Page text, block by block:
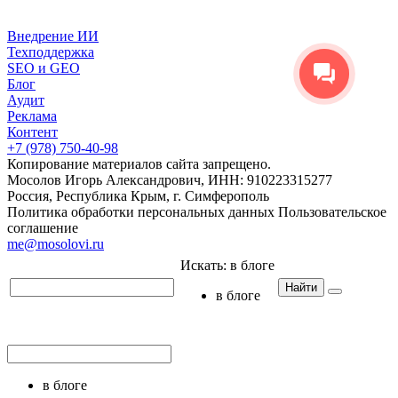
Внедрение ИИ
Техподдержка
SEO и GEO
Блог
Аудит
Реклама
Контент
+7 (978) 750-40-98
Копирование материалов сайта запрещено.
Мосолов Игорь Александрович, ИНН: 910223315277
Россия, Республика Крым, г. Симферополь
Политика обработки персональных данных Пользовательское
соглашение
me@mosolovi.ru
Искать: в блоге
в блоге
Найти
в блоге